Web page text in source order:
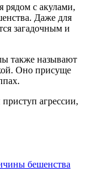
рядом с акулами,
Даже для
загадочным и
также называют
Оно присуще
агрессии,
бешенства